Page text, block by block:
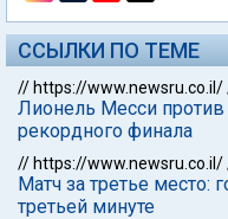
ССЫЛКИ ПО ТЕМЕ
// https://www.newsru.co.il/
Лионель Месси
рекордного финала
// https://www.newsru.co.il/
Матч за третье место:
третьей минуте